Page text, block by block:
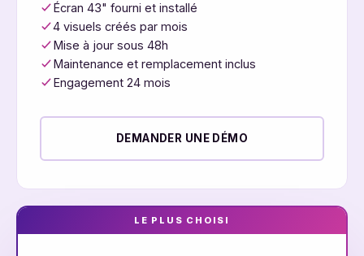
Écran 43" fourni et installé
4 visuels créés par mois
Mise à jour sous 48h
Maintenance et remplacement inclus
Engagement 24 mois
DEMANDER UNE DÉMO